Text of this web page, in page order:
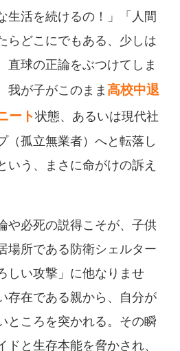
生活を続けるの！」「人間
らどこにでもある、少しは
直球の正論をぶつけてしま
我が子がこのまま高校中退
ート状態、あるいは現代社
（孤立無業者）へと転落し
いう、まさに命がけの訴え
や必死の説得こそが、子供
場所である防衛シェルター
しい攻撃」に他なりませ
存在である親から、自分が
ところを突かれる。その瞬
ドと生存本能を脅かされ、